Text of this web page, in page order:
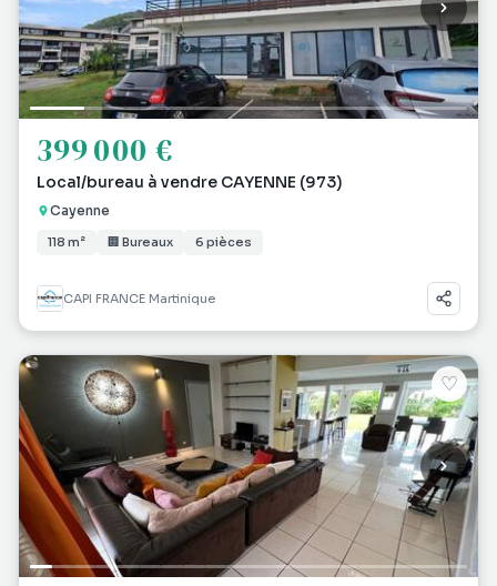
399 000 €
Local/bureau à vendre CAYENNE (973)
Cayenne
118 m² 🏢 Bureaux 6 pièces
CAPI FRANCE Martinique
♡